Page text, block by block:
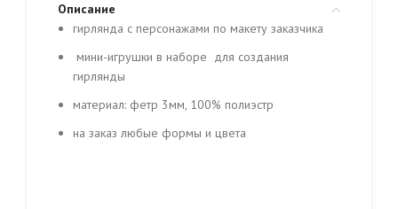
Описание
гирлянда с персонажами по макету заказчика
мини-игрушки в наборе для создания
гирлянды
материал: фетр 3мм, 100% полиэстр
на заказ любые формы и цвета